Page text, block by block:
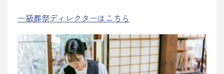
一級葬祭ディレクターはこちら